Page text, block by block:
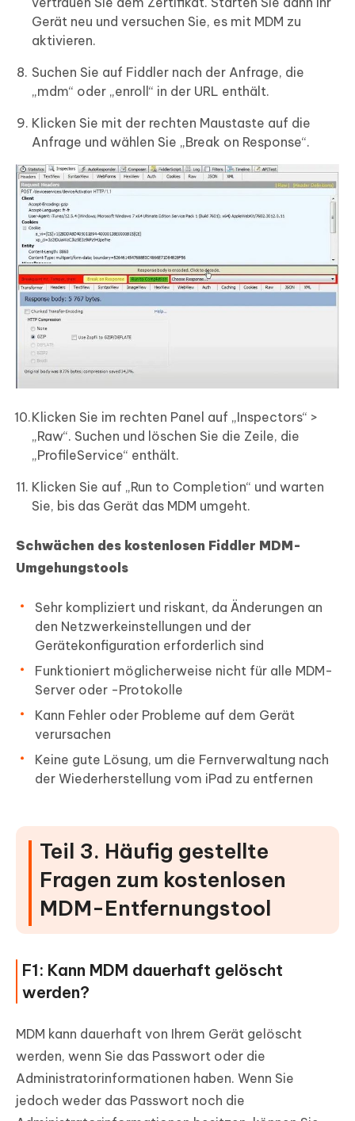
Gerät neu und versuchen Sie, es mit MDM zu
aktivieren.
Suchen Sie auf Fiddler nach der Anfrage, die
„mdm“ oder „enroll“ in der URL enthält.
Klicken Sie mit der rechten Maustaste auf die
Anfrage und wählen Sie „Break on Response“.
Klicken Sie im rechten Panel auf „Inspectors“ >
„Raw“. Suchen und löschen Sie die Zeile, die
„ProfileService“ enthält.
Klicken Sie auf „Run to Completion“ und warten
Sie, bis das Gerät das MDM umgeht.
Schwächen des kostenlosen Fiddler MDM-
Umgehungstools
Sehr kompliziert und riskant, da Änderungen an
den Netzwerkeinstellungen und der
Gerätekonfiguration erforderlich sind
Funktioniert möglicherweise nicht für alle MDM-
Server oder -Protokolle
Kann Fehler oder Probleme auf dem Gerät
verursachen
Keine gute Lösung, um die Fernverwaltung nach
der Wiederherstellung vom iPad zu entfernen
Teil 3. Häufig gestellte
Fragen zum kostenlosen
MDM-Entfernungstool
F1: Kann MDM dauerhaft gelöscht
werden?
MDM kann dauerhaft von Ihrem Gerät gelöscht
werden, wenn Sie das Passwort oder die
Administratorinformationen haben. Wenn Sie
jedoch weder das Passwort noch die